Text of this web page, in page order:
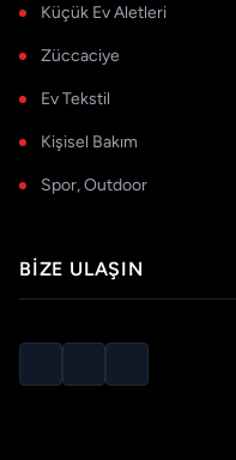
Küçük Ev Aletleri
Züccaciye
Ev Tekstil
Kişisel Bakım
Spor, Outdoor
BIZE ULAŞIN